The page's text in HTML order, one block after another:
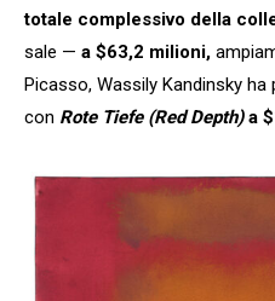
totale complessivo della
sale — a $63,2 milioni,
Picasso, Wassily Kandinsky
con Rote Tiefe (Red Depth)a